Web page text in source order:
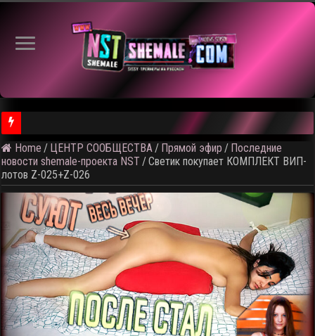
⚠️ Результаты голосования и тема следующего откртытого
Home / ЦЕНТР СООБЩЕСТВА / Прямой эфир / Последние
новости shemale-проекта NST /Светик покупает КОМПЛЕКТ ВИП-
лотов Z-025+Z-026